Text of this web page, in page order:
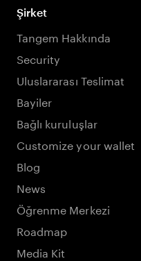
Şirket
Tangem Hakkında
Security
Uluslararası Teslimat
Bayiler
Bağlı kuruluşlar
Customize your wallet
Blog
News
Öğrenme Merkezi
Roadmap
Media Kit